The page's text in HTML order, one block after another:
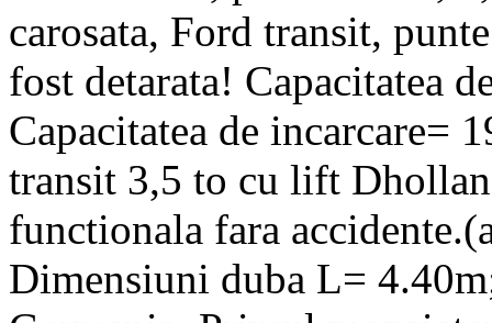
carosata, Ford transit,
fost detarata! Capacitatea
Capacitatea de incarcare=
transit 3,5 to cu lift
functionala fara
Dimensiuni duba L=